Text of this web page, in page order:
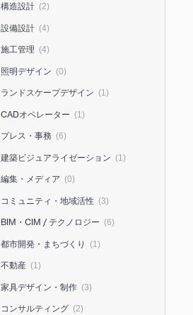
構造設計 (2)
設備設計 (4)
施工管理 (4)
照明デザイン (0)
ランドスケープデザイン (1)
CADオペレーター (1)
プレス・事務 (6)
建築ビジュアライゼーション (1)
編集・メディア (0)
コミュニティ・地域活性 (3)
BIM・CIM / テクノロジー (6)
都市開発・まちづくり (1)
不動産 (1)
家具デザイン・制作 (3)
コンサルティング (2)